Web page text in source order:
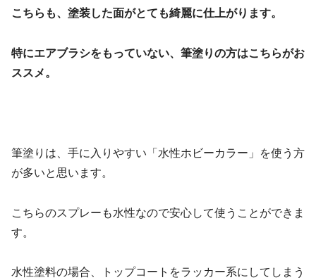
こちらも、塗装した面がとても綺麗に仕上がります。
特にエアブラシをもっていない、筆塗りの方はこちらがお
ススメ。
筆塗りは、手に入りやすい「水性ホビーカラー」を使う方
が多いと思います。
こちらのスプレーも水性なので安心して使うことができま
す。
水性塗料の場合、トップコートをラッカー系にしてしまう